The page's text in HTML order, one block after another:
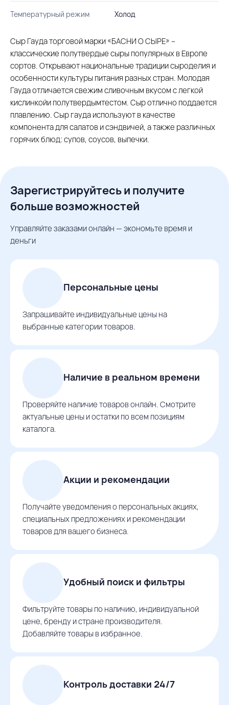
Температурный режим Холод
Сыр Гауда торговой марки «БАСНИ О СЫРЕ» –
классические полутвердые сыры популярных в Европе
сортов. Открывают национальные традиции сыроделия и
особенности культуры питания разных стран. Молодая
Гауда отличается свежим сливочным вкусом с легкой
кислинкойи полутвердымтестом. Сыр отлично поддается
плавлению. Сыр гауда используют в качестве
компонента для салатов и сэндвичей, а также различных
горячих блюд: супов, соусов, выпечки.
Зарегистрируйтесь и получите
больше возможностей
Управляйте заказами онлайн — экономьте время и
деньги
Персональные цены
Запрашивайте индивидуальные цены на
выбранные категории товаров.
Наличие в реальном времени
Проверяйте наличие товаров онлайн. Смотрите
актуальные цены и остатки по всем позициям
каталога.
Акции и рекомендации
Получайте уведомления о персональных акциях,
специальных предложениях и рекомендации
товаров для вашего бизнеса.
Удобный поиск и фильтры
Фильтруйте товары по наличию, индивидуальной
цене, бренду и стране производителя.
Добавляйте товары в избранное.
Контроль доставки 24/7